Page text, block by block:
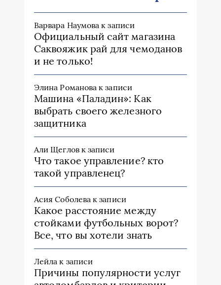
Варвара Наумова к записи
Официальный сайт магазина
Саквояжик рай для чемоданов
и не только!
Элина Романова к записи
Машина «Паладин»: Как
выбрать своего железного
защитника
Али Щегловк записи
Что такое управление? кто
такой управленец?
Асия Соболева к записи
Какое расстояние между
стойками футбольных ворот?
Все, что вы хотели знать
Лейла к записи
Причины популярности услуг